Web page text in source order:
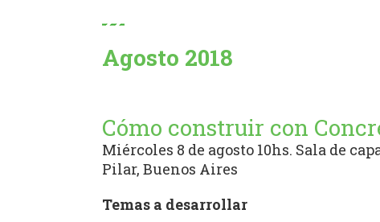
Agosto 2018
Cómo construir con
Miércoles 8 de agosto 10hs. Sala de
Pilar, Buenos Aires
Temas a desarrollar